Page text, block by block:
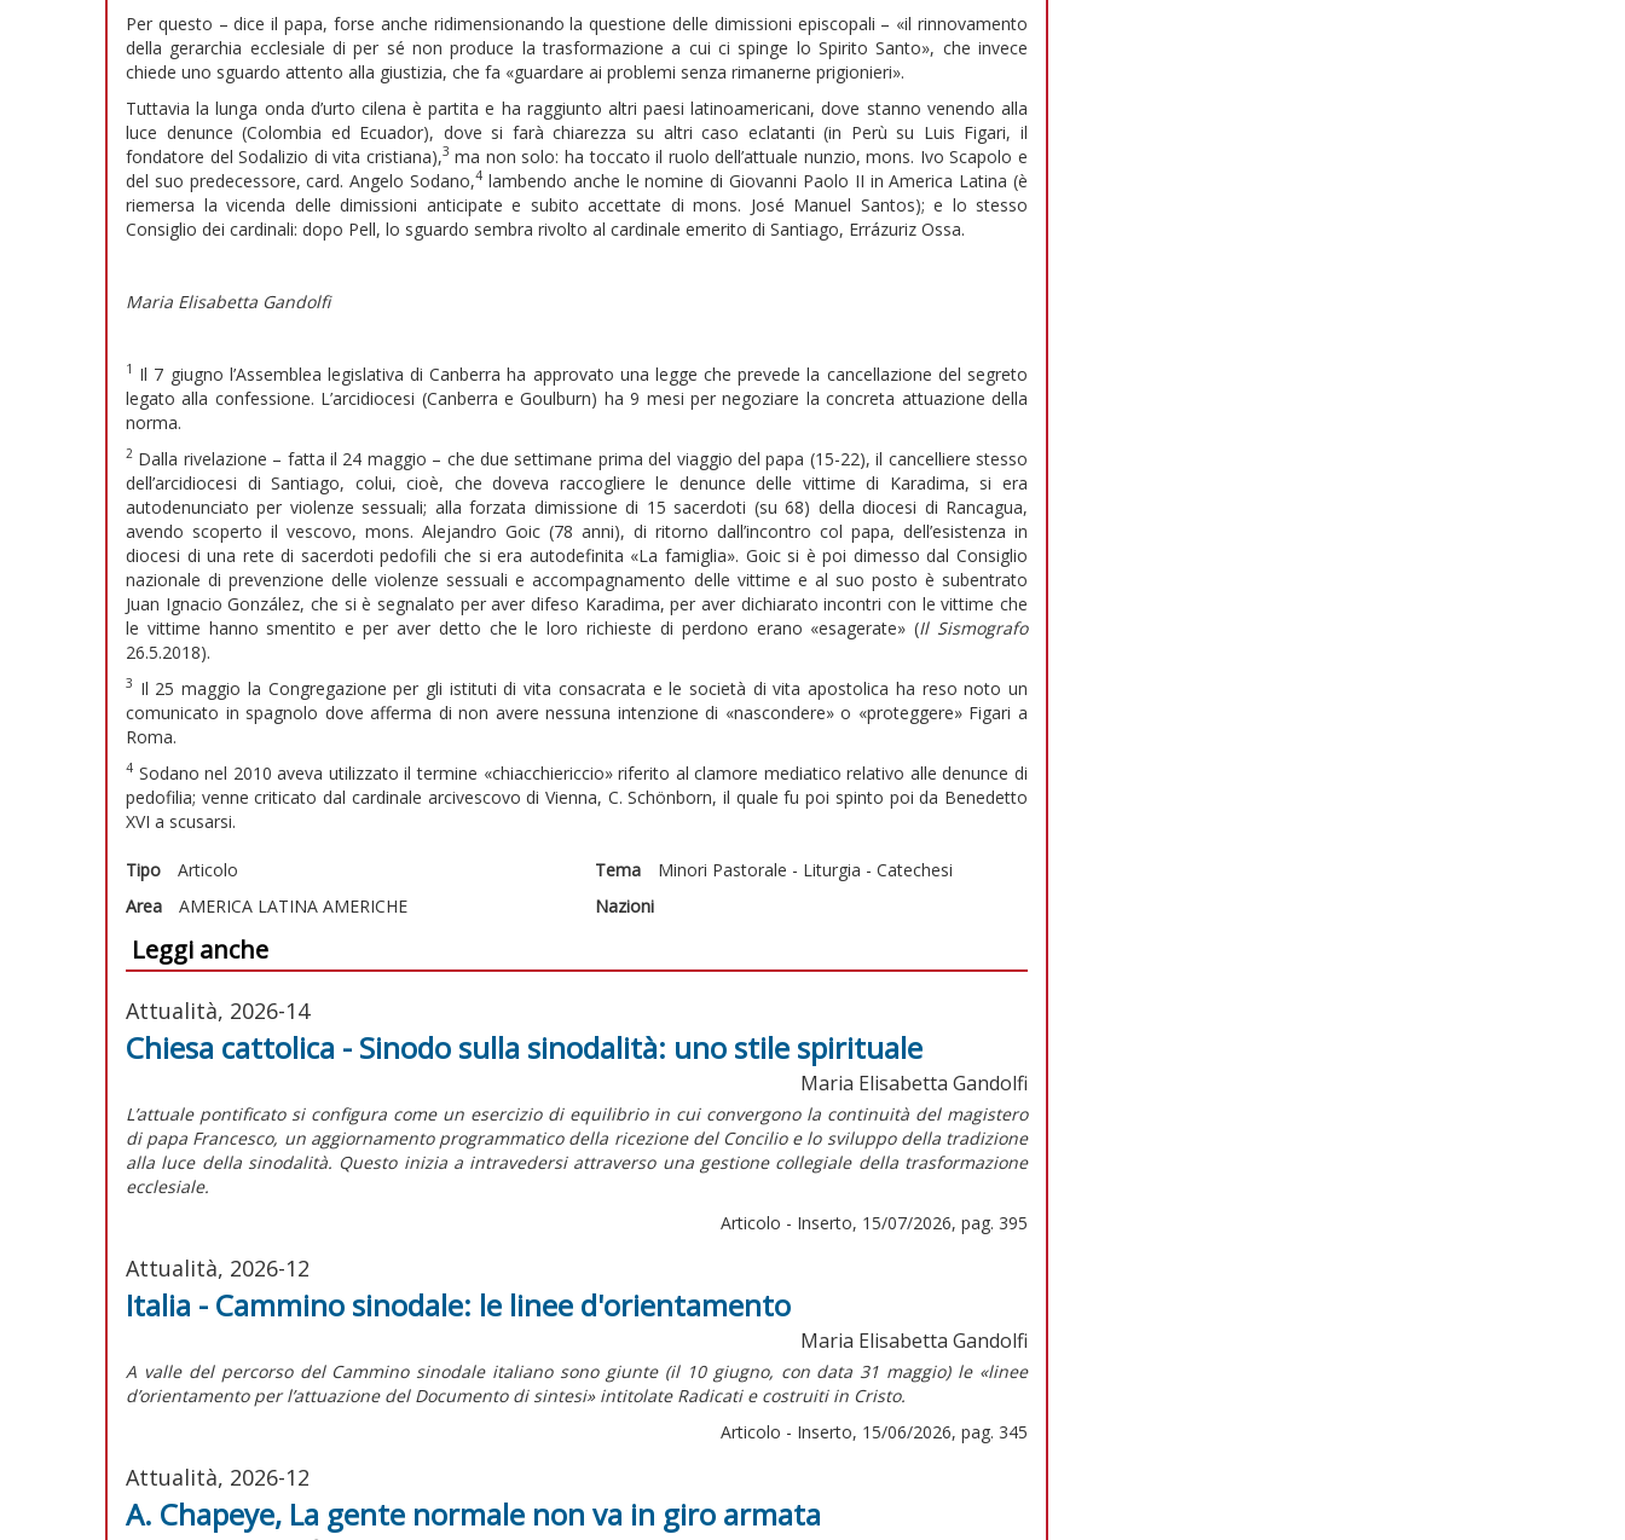
Per questo – dice il papa, forse anche ridimensionando la questione delle dimissioni episcopali – «il rinnovamento
della gerarchia ecclesiale di per sé non produce la trasformazione a cui ci spinge lo Spirito Santo», che invece
chiede uno sguardo attento alla giustizia, che fa «guardare ai problemi senza rimanerne prigionieri».
Tuttavia la lunga onda d’urto cilena è partita e ha raggiunto altri paesi latinoamericani, dove stanno venendo alla
luce denunce (Colombia ed Ecuador), dove si farà chiarezza su altri caso eclatanti (in Perù su Luis Figari, il
fondatore del Sodalizio di vita cristiana),3 ma non solo: ha toccato il ruolo dell’attuale nunzio, mons. Ivo Scapolo e
del suo predecessore, card. Angelo Sodano,4 lambendo anche le nomine di Giovanni Paolo II in America Latina (è
riemersa la vicenda delle dimissioni anticipate e subito accettate di mons. José Manuel Santos); e lo stesso
Consiglio dei cardinali: dopo Pell, lo sguardo sembra rivolto al cardinale emerito di Santiago, Errázuriz Ossa.
Maria Elisabetta Gandolfi
1 Il 7 giugno l’Assemblea legislativa di Canberra ha approvato una legge che prevede la cancellazione del segreto
legato alla confessione. L’arcidiocesi (Canberra e Goulburn) ha 9 mesi per negoziare la concreta attuazione della
norma.
2 Dalla rivelazione – fatta il 24 maggio – che due settimane prima del viaggio del papa (15-22), il cancelliere stesso
dell’arcidiocesi di Santiago, colui, cioè, che doveva raccogliere le denunce delle vittime di Karadima, si era
autodenunciato per violenze sessuali; alla forzata dimissione di 15 sacerdoti (su 68) della diocesi di Rancagua,
avendo scoperto il vescovo, mons. Alejandro Goic (78 anni), di ritorno dall’incontro col papa, dell’esistenza in
diocesi di una rete di sacerdoti pedofili che si era autodefinita «La famiglia». Goic si è poi dimesso dal Consiglio
nazionale di prevenzione delle violenze sessuali e accompagnamento delle vittime e al suo posto è subentrato
Juan Ignacio González, che si è segnalato per aver difeso Karadima, per aver dichiarato incontri con le vittime che
le vittime hanno smentito e per aver detto che le loro richieste di perdono erano «esagerate» (Il Sismografo
26.5.2018).
3 Il 25 maggio la Congregazione per gli istituti di vita consacrata e le società di vita apostolica ha reso noto un
comunicato in spagnolo dove afferma di non avere nessuna intenzione di «nascondere» o «proteggere» Figari a
Roma.
4 Sodano nel 2010 aveva utilizzato il termine «chiacchiericcio» riferito al clamore mediatico relativo alle denunce di
pedofilia; venne criticato dal cardinale arcivescovo di Vienna, C. Schönborn, il quale fu poi spinto poi da Benedetto
XVI a scusarsi.
Tipo Articolo Tema Minori Pastorale - Liturgia - Catechesi
Area
AMERICA LATINA AMERICHE Nazioni
Leggi anche
Attualità, 2026-14
Chiesa cattolica - Sinodo sulla sinodalità: uno stile spirituale
Maria Elisabetta Gandolfi
L’attuale pontificato si configura come un esercizio di equilibrio in cui convergono la continuità del magistero
di papa Francesco, un aggiornamento programmatico della ricezione del Concilio e lo sviluppo della tradizione
alla luce della sinodalità. Questo inizia a intravedersi attraverso una gestione collegiale della trasformazione
ecclesiale.
Articolo - Inserto, 15/07/2026, pag. 395
Attualità, 2026-12
Italia - Cammino sinodale: le linee d'orientamento
Maria Elisabetta Gandolfi
A valle del percorso del Cammino sinodale italiano sono giunte (il 10 giugno, con data 31 maggio) le «linee
d’orientamento per l’attuazione del Documento di sintesi»intitolate Radicati e costruiti in Cristo.
Articolo - Inserto, 15/06/2026, pag. 345
Attualità, 2026-12
A. Chapeye, La gente normale non va in giro armata